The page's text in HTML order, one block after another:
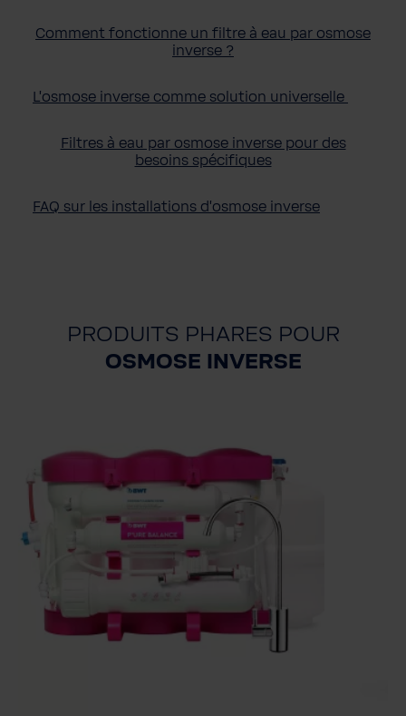
Comment fonctionne un filtre à eau par osmose
inverse ?
L'osmose inverse comme solution universelle
Filtres à eau par osmose inverse pour des
besoins spécifiques
FAQ sur les installations d'osmose inverse
PRODUITS PHARES POUR
OSMOSE INVERSE